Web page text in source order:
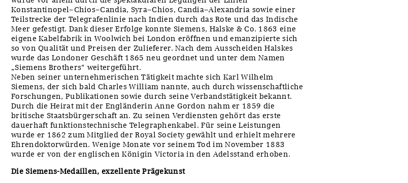
Konstantinopel–Chios–Candia, Syra–Chios, Candia–Alexandria sowie einer
Teilstrecke der Telegrafenlinie nach Indien durch das Rote und das Indische
Meer gefestigt. Dank dieser Erfolge konnte Siemens, Halske & Co. 1863 eine
eigene Kabelfabrik in Woolwich bei London eröffnen und emanzipierte sich
so von Qualität und Preisen der Zulieferer. Nach dem Ausscheiden Halskes
wurde das Londoner Geschäft 1865 neu geordnet und unter dem Namen
„Siemens Brothers“ weitergeführt.
Neben seiner unternehmerischen Tätigkeit machte sich Karl Wilhelm
Siemens, der sich bald Charles William nannte, auch durch wissenschaftliche
Forschungen, Publikationen sowie durch seine Verbandstätigkeit bekannt.
Durch die Heirat mit der Engländerin Anne Gordon nahm er 1859 die
britische Staatsbürgerschaft an. Zu seinen Verdiensten gehört das erste
dauerhaft funktionstechnische Telegraphenkabel. Für seine Leistungen
wurde er 1862 zum Mitglied der Royal Society gewählt und erhielt mehrere
Ehrendoktorwürden. Wenige Monate vor seinem Tod im November 1883
wurde er von der englischen Königin Victoria in den Adelsstand erhoben.
Die Siemens-Medaillen, exzellente Prägekunst